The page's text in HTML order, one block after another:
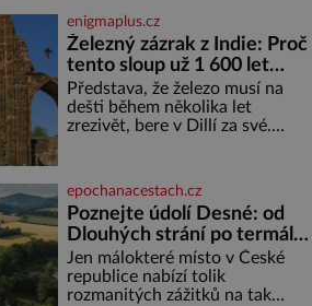
sladkých. Sůl je zdravá Ale v
ani ne třetinovém množství, než
je pro většinu populace běžné.
Její základní složky– sodík a
chlór – jsou zásadní pro
správné hospodaření
enigmaplus.cz
Železný zázrak z Indie: Proč
tento sloup už 1 600 let
nezná rez?
Představa, že železo musí na
dešti během několika let
zrezivět, bere v Dillí za své.
železný sloup, který už přibližně
1 600 let odolává počasí
epochanacestach.cz
Poznejte údolí Desné: od
Dlouhých strání po termální
prameny
Jen málokteré místo v České
republice nabízí tolik
rozmanitých zážitků na tak